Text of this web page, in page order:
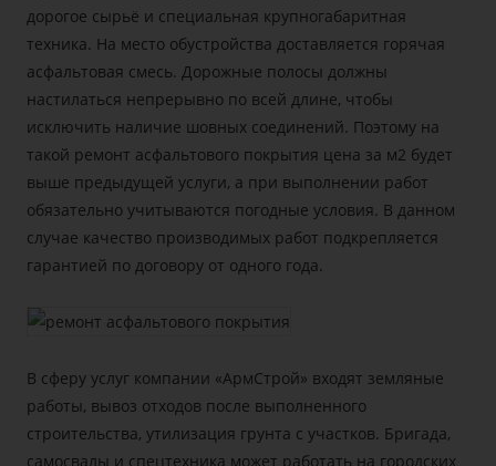
дорогое сырьё и специальная крупногабаритная
техника. На место обустройства доставляется горячая
асфальтовая смесь. Дорожные полосы должны
настилаться непрерывно по всей длине, чтобы
исключить наличие шовных соединений. Поэтому на
такой ремонт асфальтового покрытия цена за м2 будет
выше предыдущей услуги, а при выполнении работ
обязательно учитываются погодные условия. В данном
случае качество производимых работ подкрепляется
гарантией по договору от одного года.
В сферу услуг компании «АрмСтрой» входят земляные
работы, вывоз отходов после выполненного
строительства, утилизация грунта с участков. Бригада,
самосвалы и спецтехника может работать на городских